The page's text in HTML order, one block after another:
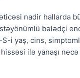
nadir hallarda
bələdçi
S-i yaş, cins,
ilə yanaşı